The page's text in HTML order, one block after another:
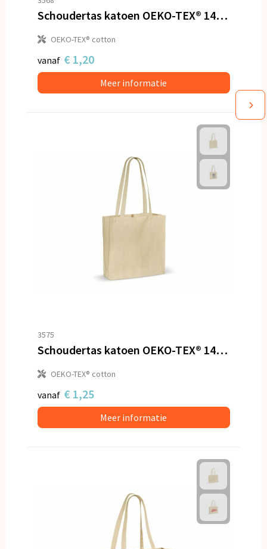
Schoudertas katoen OEKO-TEX® 140g/m² 38x10x42cm
OEKO-TEX® cotton
vanaf € 1,20
Meer informatie
3575
Schoudertas katoen OEKO-TEX® 140g/m² 40x10x35cm
OEKO-TEX® cotton
vanaf € 1,25
Meer informatie